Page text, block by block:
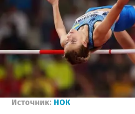
Источник: НОК